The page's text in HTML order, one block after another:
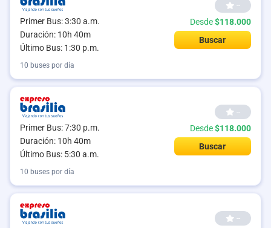
Primer Bus: 3:30 a.m.
Duración: 10h 40m
Último Bus: 1:30 p.m.
--
Desde$118.000
Buscar
10 buses por día
Primer Bus: 7:30 p.m.
Duración: 10h 40m
Último Bus: 5:30 a.m.
--
Desde$118.000
Buscar
10 buses por día
--